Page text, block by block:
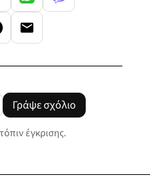
Γράψε σχόλιο
έγκρισης.